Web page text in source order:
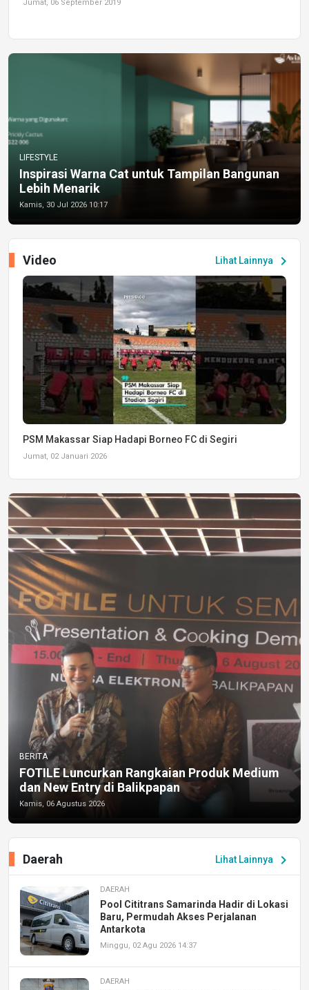
Jumat, 06 September 2019
LIFESTYLE
Inspirasi Warna Cat untuk Tampilan Bangunan
Lebih Menarik
Kamis, 30 Jul 2026 10:17
Lihat Lainnya chevron_right
Video
PSM Makassar Siap Hadapi Borneo FC di Segiri
Jumat, 02 Januari 2026
BERITA
FOTILE Luncurkan Rangkaian Produk Medium
dan New Entry di Balikpapan
Kamis, 06 Agustus 2026
Lihat Lainnya chevron_right
Daerah
DAERAH
Pool Cititrans Samarinda Hadir di Lokasi
Baru, Permudah Akses Perjalanan
Antarkota
Minggu, 02 Agu 2026 14:37
DAERAH